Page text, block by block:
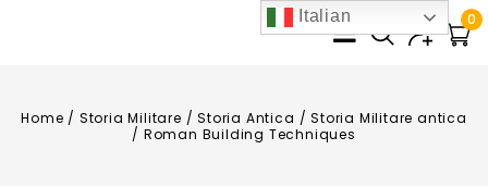
0
Home / Storia Militare /Storia Antica /Storia Militare antica
/ Roman Building Techniques
Italian